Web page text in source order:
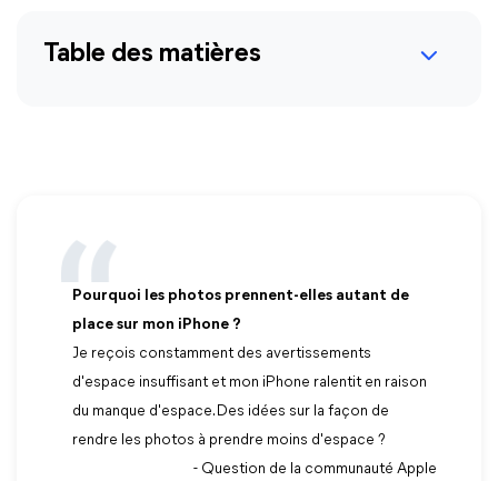
Table des matières
Pourquoi les photos prennent-elles autant de
place sur mon iPhone ?
Je reçois constamment des avertissements
d'espace insuffisant et mon iPhone ralentit en raison
du manque d'espace. Des idées sur la façon de
rendre les photos à prendre moins d'espace ?
- Question de la communauté Apple